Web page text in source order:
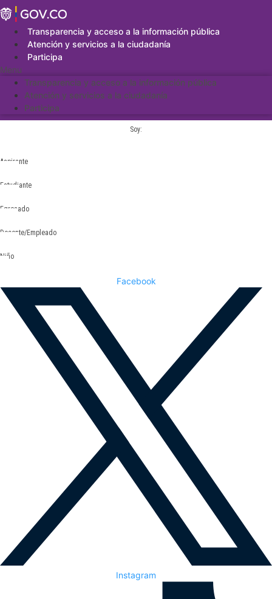
Saltar
al
contenidoTransparencia y acceso a la información pública
Atención y servicios a la ciudadanía
Participa
Menu
Transparencia y acceso a la información pública
Atención y servicios a la ciudadanía
Participa
Soy:
Aspirante
Estudiante
Egresado
Docente/Empleado
Niño
Facebook
Instagram